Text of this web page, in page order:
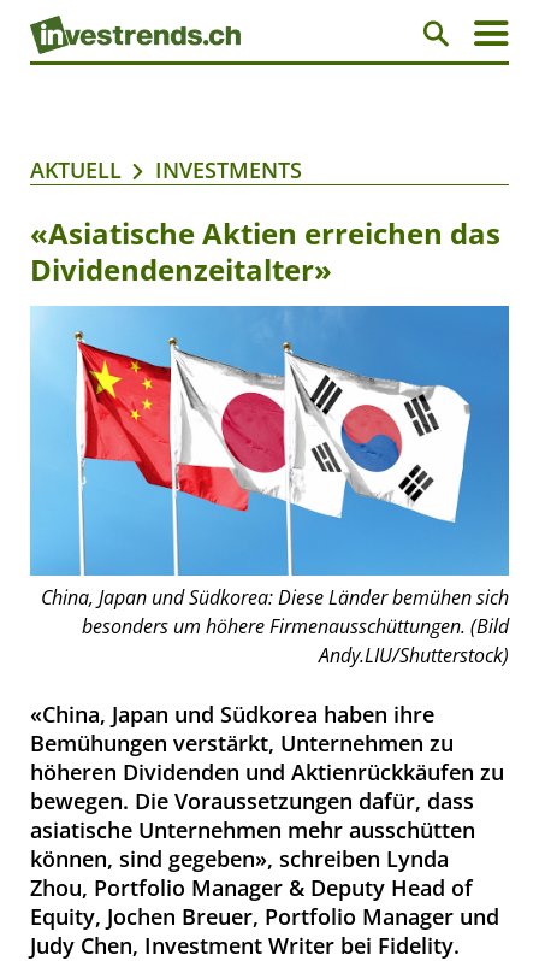
AKTUELL INVESTMENTS
«Asiatische Aktien erreichen das
Dividendenzeitalter»
China, Japan und Südkorea: Diese Länder bemühen sich
besonders um höhere Firmenausschüttungen. (Bild
Andy.LIU/Shutterstock)
«China, Japan und Südkorea haben ihre
Bemühungen verstärkt, Unternehmen zu
höheren Dividenden und Aktienrückkäufen zu
bewegen. Die Voraussetzungen dafür, dass
asiatische Unternehmen mehr ausschütten
können, sind gegeben», schreiben Lynda
Zhou, Portfolio Manager & Deputy Head of
Equity, Jochen Breuer, Portfolio Manager und
Judy Chen, Investment Writer bei Fidelity.